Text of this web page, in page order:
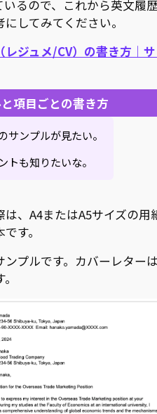
るので、これから英文履
してみてください。
レジュメ/CV）の書き方｜
項目ごとの書き方
サンプルが見たい。
トも知りたいな。
、A4またはA5サイズの用
す。
プルです。カバーレター